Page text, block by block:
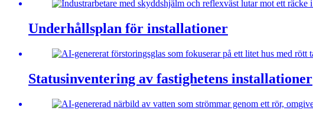
Underhållsplan för installationer
Statusinventering av fastighetens installationer